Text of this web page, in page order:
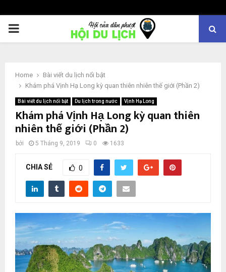
PRIMARY
Home
Bài viết du lịch nổi bật
Khám phá Vịnh Hạ Long kỳ quan thiên nhiên thế giới (Phần 2)
Bài viết du lịch nổi bật Du lịch trong nước Vịnh Hạ Long
Khám phá Vịnh Hạ Long kỳ quan thiên
nhiên thế giới (Phần 2)
bởi 5 Tháng 9, 2019 0 1633
CHIA SẺ 0